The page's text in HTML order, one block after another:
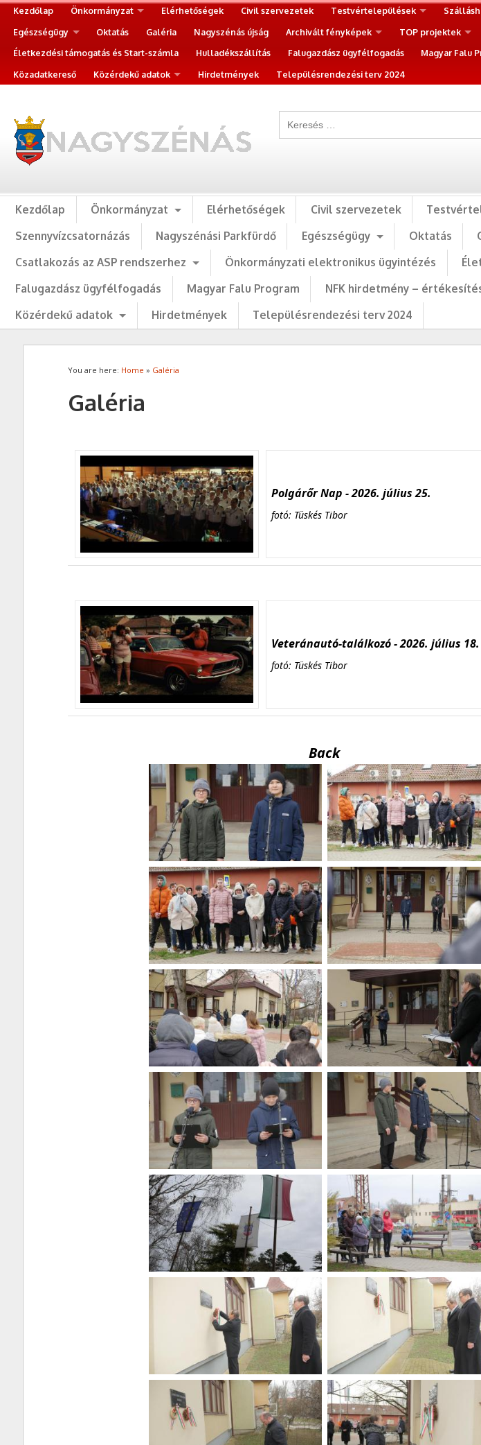
Kezdőlap Önkormányzat Elérhetőségek Civil szervezetek Testvértelepülések
Egészségügy
Oktatás Galéria Nagyszénás újság Archivált fényképek TOP projektek
Életkezdési támogatás és Start-számla
Hulladékszállítás Falugazdász ügyfélfogadás Magyar Falu
Közadatkereső
Közérdekű adatok Hirdetmények Településrendezési terv 2024
Kezdőlap Önkormányzat Elérhetőségek Civil szervezetek
Szennyvízcsatornázás
Nagyszénási Parkfürdő Egészségügy Oktatás
Csatlakozás az ASP rendszerhez
Önkormányzati elektronikus ügyintézés
Falugazdász ügyfélfogadás
Magyar Falu Program NFK hirdetmény –
Közérdekű adatok
Hirdetmények Településrendezési terv 2024
You are here: Home » Galéria
Galéria
Polgárőr Nap - 2026. július 25.
fotó: Tüskés Tibor
Veteránautó-találkozó - 2026. július 18.
fotó: Tüskés Tibor
Back